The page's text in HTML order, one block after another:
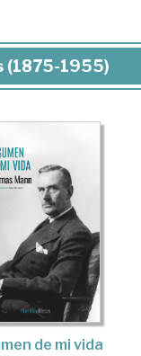
(1875-1955)
de mi vida